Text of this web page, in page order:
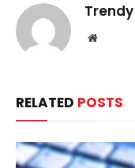
Website
RELATED POSTS